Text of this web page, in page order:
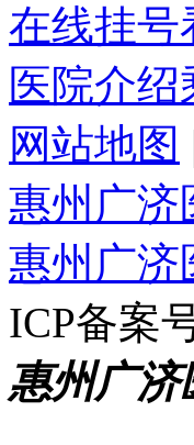
在线挂号
医院介绍
网站地图
惠州广济
惠州广济
ICP备案
惠州广济